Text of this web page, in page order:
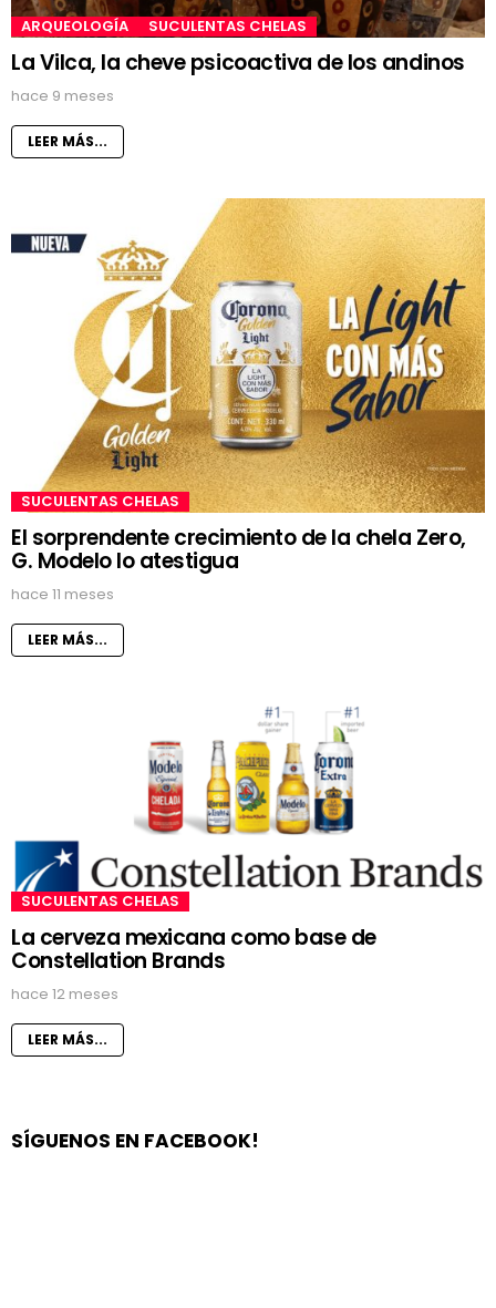
ARQUEOLOGÍA SUCULENTAS CHELAS
La Vilca, la cheve psicoactiva de los andinos
hace 9 meses
LEER MÁS...
SUCULENTAS CHELAS
El sorprendente crecimiento de la chela Zero,
G. Modelo lo atestigua
hace 11 meses
LEER MÁS...
SUCULENTAS CHELAS
La cerveza mexicana como base de
Constellation Brands
hace 12 meses
LEER MÁS...
SÍGUENOS EN FACEBOOK!